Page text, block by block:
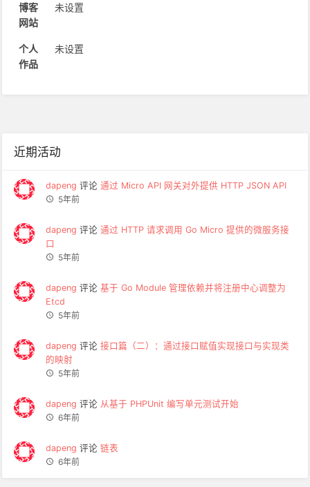
近期活动
dapeng 评论 通过 Micro API 网关对外提供 HTTP JSON API
5年前
dapeng 评论 通过 HTTP 请求调用 Go Micro 提供的微服务接
口
5年前
dapeng 评论 基于 Go Module 管理依赖并将注册中心调整为
Etcd
5年前
dapeng 评论 接口篇（二）：通过接口赋值实现接口与实现类
的映射
5年前
dapeng 评论 从基于 PHPUnit 编写单元测试开始
6年前
dapeng 评论 链表
6年前
博客
网站
未设置
个人
作品
未设置